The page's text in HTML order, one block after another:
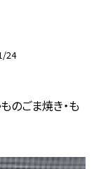
24
のごま焼き・も